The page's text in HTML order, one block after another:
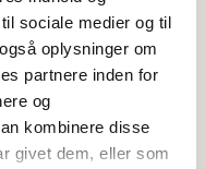
sociale medier og til
oplysninger om
partnere inden for
og
kombinere disse
givet dem, eller som